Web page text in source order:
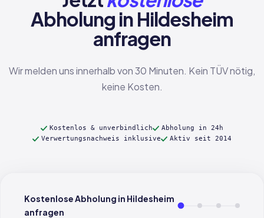
Abholung in Hildesheim
anfragen
Wir melden uns innerhalb von 30 Minuten. Kein TÜV nötig,
keine Kosten.
Kostenlos & unverbindlich
Abholung in 24h
Verwertungsnachweis inklusive
Aktiv seit 2014
Kostenlose Abholung in Hildesheim
anfragen